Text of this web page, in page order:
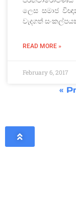
ලෙස සමාජ
වැදගත්
READ MORE »
February 6, 2017
«